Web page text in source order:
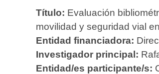
Título: Evaluación
movilidad y seguridad vial
Entidad financiadora:
Investigador principal:
Entidad/es participante/s: